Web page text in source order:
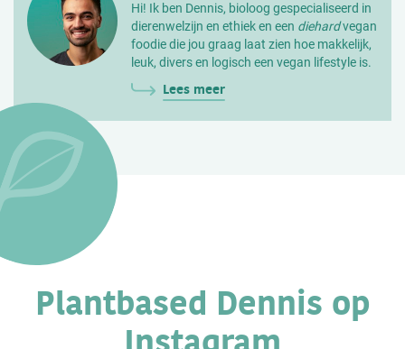
Hi! Ik ben Dennis, bioloog gespecialiseerd in
dierenwelzijn en ethiek en een diehardvegan
foodie die jou graag laat zien hoe makkelijk,
leuk, divers en logisch een vegan lifestyle is.
Lees meer
Plantbased Dennis op